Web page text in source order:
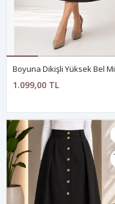
1.099,00 TL